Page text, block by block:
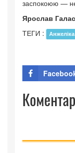
заспокоюю —
Ярослав Галас
ТЕГИ :